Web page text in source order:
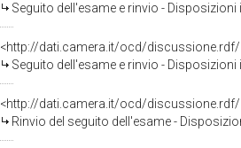
Seguito dell'esame e rinvio - Disposizioni in materia di
<http://dati.camera.it/ocd/discussione.rdf/
Seguito dell'esame e rinvio - Disposizioni in materia di
<http://dati.camera.it/ocd/discussione.rdf/
Rinvio del seguito dell'esame - Disposizioni in materia di